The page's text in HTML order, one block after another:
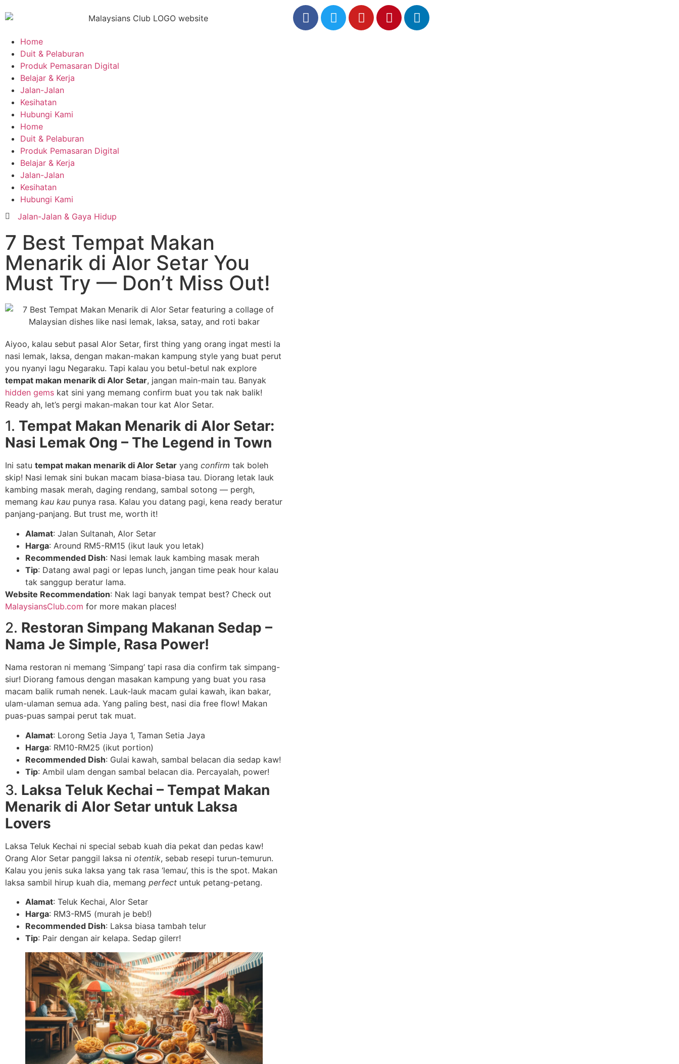
Home
Duit & Pelaburan
Produk Pemasaran Digital
Belajar & Kerja
Jalan-Jalan
Kesihatan
Hubungi Kami
Home
Duit & Pelaburan
Produk Pemasaran Digital
Belajar & Kerja
Jalan-Jalan
Kesihatan
Hubungi Kami
Jalan-Jalan & Gaya Hidup
7 Best Tempat Makan
Menarik di Alor Setar You
Must Try — Don’t Miss Out!
Aiyoo, kalau sebut pasal Alor Setar, first thing yang orang ingat mesti la
nasi lemak, laksa, dengan makan-makan kampung style yang buat perut
you nyanyi lagu Negaraku. Tapi kalau you betul-betul nak explore
tempat makan menarik di Alor Setar, jangan main-main tau. Banyak
hidden gems kat sini yang memang confirm buat you tak nak balik!
Ready ah, let’s pergi makan-makan tour kat Alor Setar.
1. Tempat Makan Menarik di Alor Setar:
Nasi Lemak Ong – The Legend in Town
Ini satu tempat makan menarik di Alor Setar yang confirm tak boleh
skip! Nasi lemak sini bukan macam biasa-biasa tau. Diorang letak lauk
kambing masak merah, daging rendang, sambal sotong — pergh,
memang kau kau punya rasa. Kalau you datang pagi, kena ready beratur
panjang-panjang. But trust me, worth it!
Alamat: Jalan Sultanah, Alor Setar
Harga: Around RM5-RM15 (ikut lauk you letak)
Recommended Dish: Nasi lemak lauk kambing masak merah
Tip: Datang awal pagi or lepas lunch, jangan time peak hour kalau
tak sanggup beratur lama.
Website Recommendation: Nak lagi banyak tempat best? Check out
MalaysiansClub.com for more makan places!
2. Restoran Simpang Makanan Sedap –
Nama Je Simple, Rasa Power!
Nama restoran ni memang ‘Simpang’ tapi rasa dia confirm tak simpang-
siur! Diorang famous dengan masakan kampung yang buat you rasa
macam balik rumah nenek. Lauk-lauk macam gulai kawah, ikan bakar,
ulam-ulaman semua ada. Yang paling best, nasi dia free flow! Makan
puas-puas sampai perut tak muat.
Alamat: Lorong Setia Jaya 1, Taman Setia Jaya
Harga: RM10-RM25 (ikut portion)
Recommended Dish: Gulai kawah, sambal belacan dia sedap kaw!
Tip: Ambil ulam dengan sambal belacan dia. Percayalah, power!
3. Laksa Teluk Kechai – Tempat Makan
Menarik di Alor Setar untuk Laksa
Lovers
Laksa Teluk Kechai ni special sebab kuah dia pekat dan pedas kaw!
Orang Alor Setar panggil laksa ni otentik, sebab resepi turun-temurun.
Kalau you jenis suka laksa yang tak rasa ‘lemau’, this is the spot. Makan
laksa sambil hirup kuah dia, memang perfect untuk petang-petang.
Alamat: Teluk Kechai, Alor Setar
Harga: RM3-RM5 (murah je beb!)
Recommended Dish: Laksa biasa tambah telur
Tip: Pair dengan air kelapa. Sedap gilerr!